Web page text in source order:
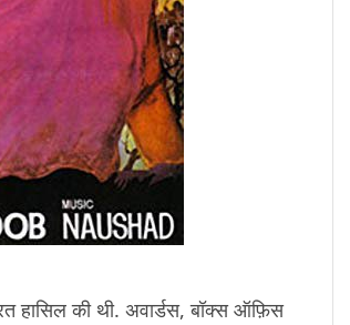
हासिल की थी. अवार्डस, बॉक्स ऑफ़िस